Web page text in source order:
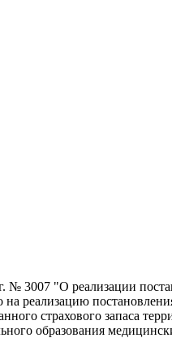
3007 "О реализации
реализацию
страхового запаса
образования